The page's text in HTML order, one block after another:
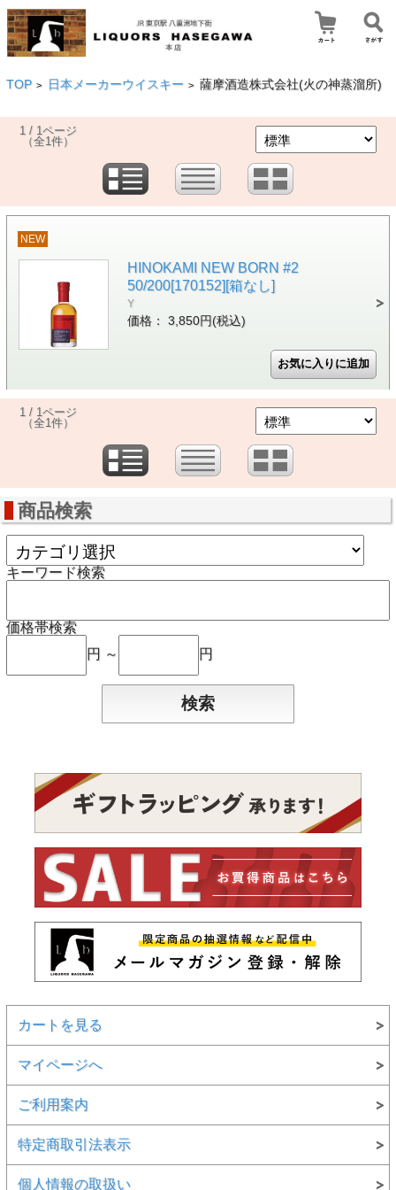
TOP > 日本メーカーウイスキー > 薩摩酒造株式会社(火の神蒸溜所)
1 / 1ページ
（全1件）
NEW
HINOKAMI NEW BORN #2
50/200[170152][箱なし]
Y
価格： 3,850円(税込)
1 / 1ページ
（全1件）
商品検索
キーワード検索
価格帯検索
円 ～
円
カートを見る
マイページへ
ご利用案内
特定商取引法表示
個人情報の取扱い